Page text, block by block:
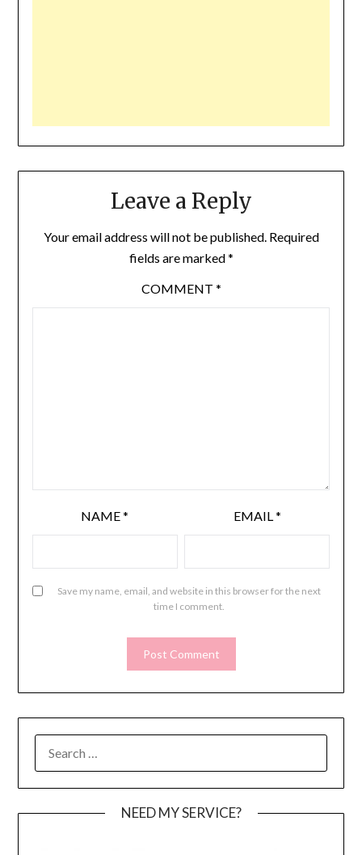
Leave a Reply
Your email address will not be published. Required
fields are marked*
COMMENT *
NAME* EMAIL*
Save my name, email, and website in this browser for the next
time I comment.
FOR:
NEED MY SERVICE?